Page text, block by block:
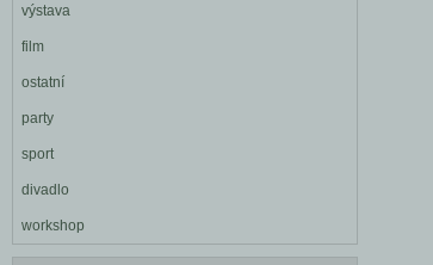
výstava
film
ostatní
party
sport
divadlo
workshop